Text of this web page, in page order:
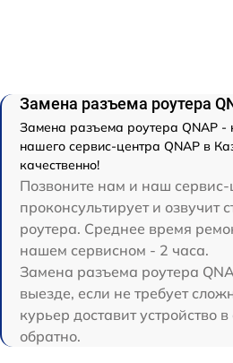
Замена разъема роутера
Замена разъема роутера QNAP -
нашего сервис-центра QNAP в
качественно!
Позвоните нам и наш сервис-
проконсультирует и озвучит
роутера. Среднее время
нашем сервисном - 2 часа.
Замена разъема роутера
выезде, если не требует
курьер доставит устройство
обратно.